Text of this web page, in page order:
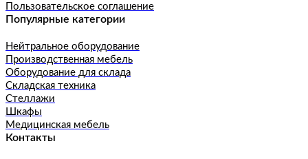
Пользовательское соглашение
Популярные категории
Нейтральное оборудование
Производственная мебель
Оборудование для склада
Складская техника
Стеллажи
Шкафы
Медицинская мебель
Контакты